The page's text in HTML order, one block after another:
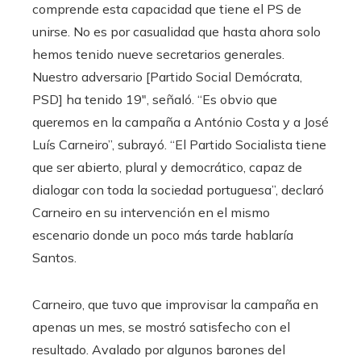
comprende esta capacidad que tiene el PS de
unirse. No es por casualidad que hasta ahora solo
hemos tenido nueve secretarios generales.
Nuestro adversario [Partido Social Demócrata,
PSD] ha tenido 19″, señaló. “Es obvio que
queremos en la campaña a António Costa y a José
Luís Carneiro”, subrayó. “El Partido Socialista tiene
que ser abierto, plural y democrático, capaz de
dialogar con toda la sociedad portuguesa”, declaró
Carneiro en su intervención en el mismo
escenario donde un poco más tarde hablaría
Santos.
Carneiro, que tuvo que improvisar la campaña en
apenas un mes, se mostró satisfecho con el
resultado. Avalado por algunos barones del